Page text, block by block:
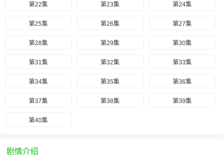
第22集 第23集 第24集
第25集 第26集 第27集
第28集 第29集 第30集
第31集 第32集 第33集
第34集 第35集 第36集
第37集 第38集 第39集
第40集
剧情介绍